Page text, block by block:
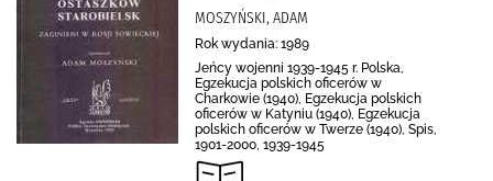
MOSZYŃSKI, ADAM
Rok wydania: 1989
Jeńcy wojenni 1939-1945 r. Polska,
Egzekucja polskich oficerów w
Charkowie (1940), Egzekucja polskich
oficerów w Katyniu (1940), Egzekucja
polskich oficerów w Twerze (1940), Spis,
1901-2000, 1939-1945